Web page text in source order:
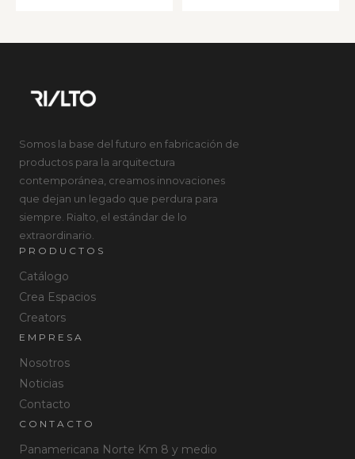
Somos la base del futuro en fabricación de
productos para la arquitectura
contemporánea, creamos innovaciones
que dejan un legado que perdura para
siempre. Rialto, el estándar de lo
extraordinario.
PRODUCTOS
Catálogo
Crea Espacios
Creators
EMPRESA
Nosotros
Noticias
Contacto
CONTACTO
Panamericana Norte Km 8 y medio